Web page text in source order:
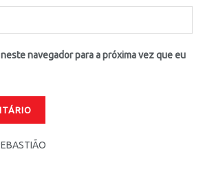
navegador para a próxima vez que eu